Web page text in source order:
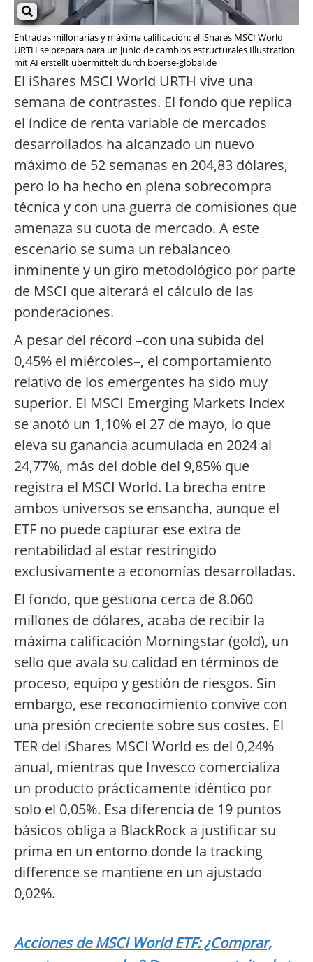
Entradas millonarias y máxima calificación: el iShares MSCI World
URTH se prepara para un junio de cambios estructurales Illustration
mit AI erstellt übermittelt durch boerse-global.de
El iShares MSCI World URTH vive una
semana de contrastes. El fondo que replica
el índice de renta variable de mercados
desarrollados ha alcanzado un nuevo
máximo de 52 semanas en 204,83 dólares,
pero lo ha hecho en plena sobrecompra
técnica y con una guerra de comisiones que
amenaza su cuota de mercado. A este
escenario se suma un rebalanceo
inminente y un giro metodológico por parte
de MSCI que alterará el cálculo de las
ponderaciones.
A pesar del récord –con una subida del
0,45% el miércoles–, el comportamiento
relativo de los emergentes ha sido muy
superior. El MSCI Emerging Markets Index
se anotó un 1,10% el 27 de mayo, lo que
eleva su ganancia acumulada en 2024 al
24,77%, más del doble del 9,85% que
registra el MSCI World. La brecha entre
ambos universos se ensancha, aunque el
ETF no puede capturar ese extra de
rentabilidad al estar restringido
exclusivamente a economías desarrolladas.
El fondo, que gestiona cerca de 8.060
millones de dólares, acaba de recibir la
máxima calificación Morningstar (gold), un
sello que avala su calidad en términos de
proceso, equipo y gestión de riesgos. Sin
embargo, ese reconocimiento convive con
una presión creciente sobre sus costes. El
TER del iShares MSCI World es del 0,24%
anual, mientras que Invesco comercializa
un producto prácticamente idéntico por
solo el 0,05%. Esa diferencia de 19 puntos
básicos obliga a BlackRock a justificar su
prima en un entorno donde la tracking
difference se mantiene en un ajustado
0,02%.
Acciones de MSCI World ETF: ¿Comprar,